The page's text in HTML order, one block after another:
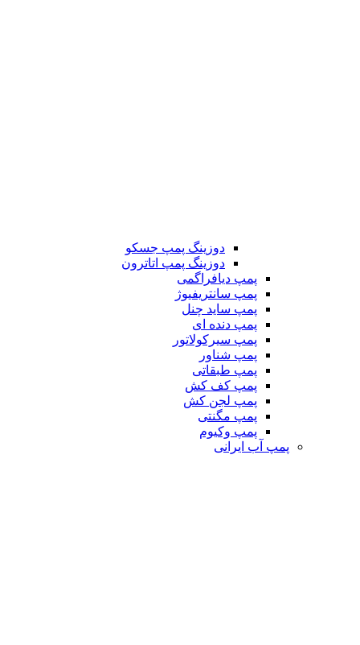
دوزینگ پمپ جسکو
دوزینگ پمپ اتاترون
پمپ دیافراگمی
پمپ سانتریفیوژ
پمپ ساید چنل
پمپ دنده ای
پمپ سیرکولاتور
پمپ شناور
پمپ طبقاتی
پمپ کف کش
پمپ لجن کش
پمپ مگنتی
پمپ وکیوم
پمپ آب ایرانی